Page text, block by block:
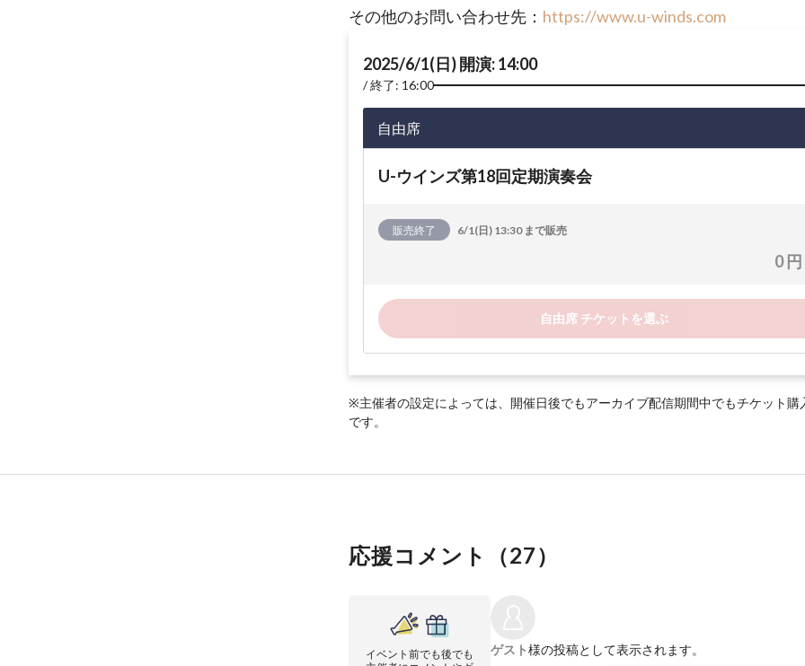
その他のお問い合わせ先： https://www.u-winds.com
2025/6/1(日) 開演: 14:00
終了: 16:00
自由席
U-ウインズ第18回定期演奏会
販売終了 6/1(日) 13:30 まで販売
0 円
自由席 チケットを選ぶ
※主催者の設定によっては、開催日後でもアーカイブ配信期間中でもチケット購
です。
応援コメント（27）
イベント前でも後でも
ゲスト様の投稿として表示されます。